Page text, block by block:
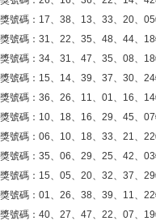
號碼：17、38、13、33、20、
號碼：31、22、35、48、44、
號碼：34、31、47、35、08、
號碼：15、14、39、37、30、
號碼：36、26、11、01、16、
號碼：10、18、16、29、45、
號碼：06、10、18、33、21、
號碼：35、06、29、25、42、
號碼：15、05、20、32、37、
號碼：01、26、38、39、11、
號碼：40、27、47、22、07、